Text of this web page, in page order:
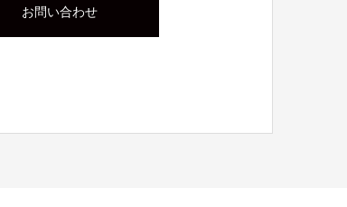
お問い合わせ